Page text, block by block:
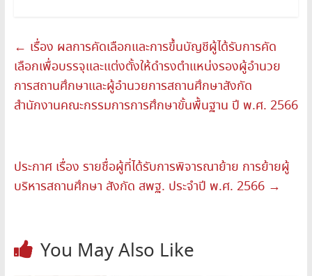
← เรื่อง ผลการคัดเลือกและการขึ้นบัญชีผู้ได้รับการคัด
เลือกเพื่อบรรจุและแต่งตั้งให้ดำรงตำแหน่งรองผู้อำนวย
การสถานศึกษาและผู้อำนวยการสถานศึกษาสังกัด
สำนักงานคณะกรรมการการศึกษาขั้นพื้นฐาน ปี พ.ศ. 2566
ประกาศ เรื่อง รายชื่อผู้ที่ได้รับการพิจารณาย้าย การย้ายผู้
บริหารสถานศึกษา สังกัด สพฐ. ประจำปี พ.ศ. 2566 →
You May Also Like